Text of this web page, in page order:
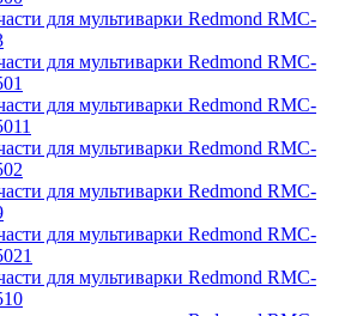
для мультиварки Redmond RMC-
для мультиварки Redmond RMC-
для мультиварки Redmond RMC-
для мультиварки Redmond RMC-
для мультиварки Redmond RMC-
для мультиварки Redmond RMC-
для мультиварки Redmond RMC-